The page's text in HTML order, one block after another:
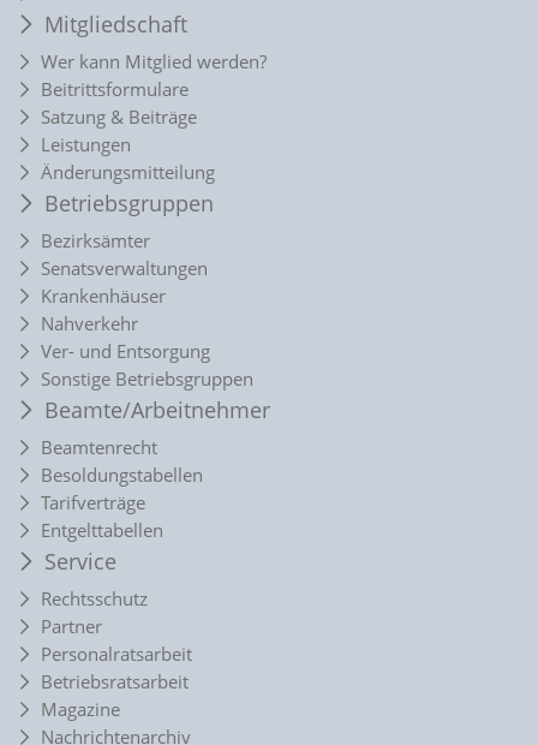
Mitgliedschaft
Wer kann Mitglied werden?
Beitrittsformulare
Satzung & Beiträge
Leistungen
Änderungsmitteilung
Betriebsgruppen
Bezirksämter
Senatsverwaltungen
Krankenhäuser
Nahverkehr
Ver- und Entsorgung
Sonstige Betriebsgruppen
Beamte/Arbeitnehmer
Beamtenrecht
Besoldungstabellen
Tarifverträge
Entgelttabellen
Service
Rechtsschutz
Partner
Personalratsarbeit
Betriebsratsarbeit
Magazine
Nachrichtenarchiv